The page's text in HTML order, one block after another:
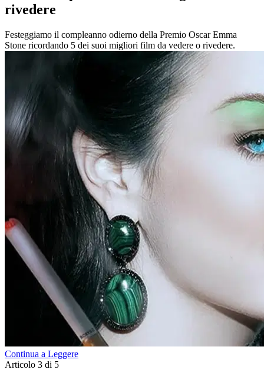
rivedere
Festeggiamo il compleanno odierno della Premio Oscar Emma
Stone ricordando 5 dei suoi migliori film da vedere o rivedere.
Continua a Leggere
Articolo 3 di 5